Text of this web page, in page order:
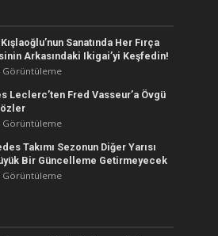
Sanatında Her Fırça
Arkasındaki Ikigai’yi Keşfedin!
Görüntüleme
Leclerc’ten Fred Vasseur’a Övgü
Görüntüleme
Takımı Sezonun Diğer Yarısı
Bir Güncelleme Getirmeyecek
Görüntüleme